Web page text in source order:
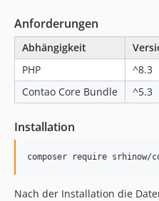
Anforderungen
Abhängigkeit
PHP
^8.3
Contao Core Bundle
^5.3
Installation
Nach der Installation die